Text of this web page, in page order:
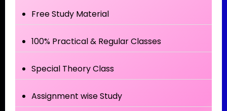
Free Study Material
100% Practical & Regular Classes
Special Theory Class
Assignment wise Study